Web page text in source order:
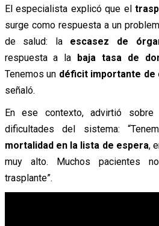
El especialista explicó que el
surge como respuesta a un
de salud: la escasez de
respuesta a la baja tasa de
Tenemos un déficit importante de
señaló.
En ese contexto, advirtió
dificultades del sistema:
mortalidad en la lista de espera,
muy alto. Muchos pacientes
trasplante”.